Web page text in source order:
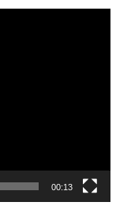
00:13